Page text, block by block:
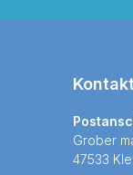
Kontakt
Grober
47533